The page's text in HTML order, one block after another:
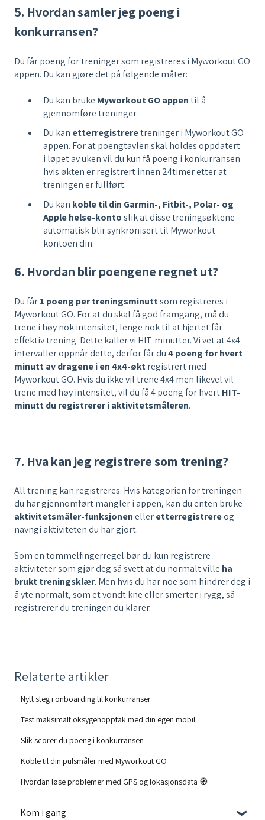
5. Hvordan samler jeg poeng i
konkurransen?
Du får poeng for treninger som registreres i Myworkout GO
appen. Du kan gjøre det på følgende måter:
Du kan bruke Myworkout GO appentil å
gjennomføre treninger.
Du kan etterregistreretreninger i Myworkout GO
appen. For at poengtavlen skal holdes oppdatert
i løpet av uken vil du kun få poeng i konkurransen
hvis økten er registrert innen 24timer etter at
treningen er fullført.
Du kan koble til din Garmin-, Fitbit-, Polar- og
Apple helse-kontoslik at disse treningsøktene
automatisk blir synkronisert til Myworkout-
kontoen din.
6. Hvordan blir poengene regnet ut?
Du får1 poeng per treningsminuttsom registreres i
Myworkout GO. For at du skal få god framgang, må du
trene i høy nok intensitet, lenge nok til at hjertet får
effektiv trening. Dette kaller vi HIT-minutter. Vi vet at 4x4-
intervaller oppnår dette, derfor får du4 poeng for hvert
minutt av dragene i en 4x4-øktregistrert med
Myworkout GO. Hvis du ikke vil trene 4x4 men likevel vil
trene med høy intensitet, vil du få 4 poeng for hvertHIT-
minutt du registrerer i aktivitetsmåleren.
7. Hva kan jeg registrere som trening?
All trening kan registreres. Hvis kategorien for treningen
du har gjennomført mangler i appen, kan du enten bruke
aktivitetsmåler-funksjonenelleretterregistrereog
navngi aktiviteten du har gjort.
Som en tommelfingerregel bør du kun registrere
aktiviteter som gjør deg så svett at du normalt ville ha
brukt treningsklær. Men hvis du har noe som hindrer deg i
å yte normalt, som et vondt kne eller smerter i rygg, så
registrerer du treningen du klarer.
Relaterte artikler
Nytt steg i onboarding til konkurranser
Test maksimalt oksygenopptak med din egen mobil
Slik scorer du poeng i konkurransen
Koble til din pulsmåler med Myworkout GO
Hvordan løse problemer med GPS og lokasjonsdata 🧭
Kom i gang